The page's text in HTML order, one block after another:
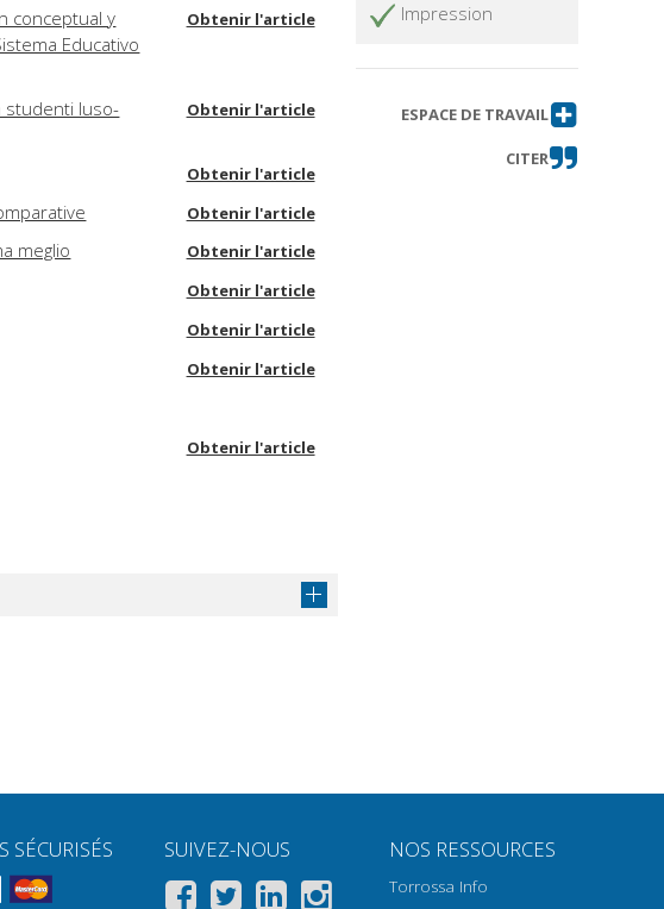
conceptual y
Educativo
Obtenir l'article
studenti luso-
Obtenir l'article
Obtenir l'article
Obtenir l'article
meglio Obtenir l'article
Obtenir l'article
Obtenir l'article
Obtenir l'article
Obtenir l'article
Impression
ESPACE DE TRAVAIL
CITER
SÉCURISÉS SUIVEZ-NOUS NOS RESSOURCES
Torrossa Info